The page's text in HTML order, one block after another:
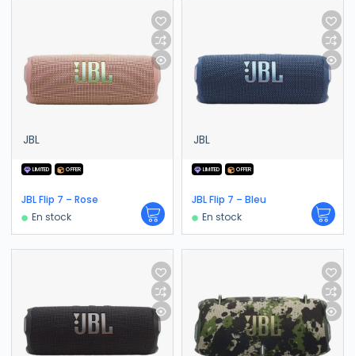
JBL
LIMITED OFFER
JBL Flip 7 – Rose
En stock
JBL
LIMITED OFFER
JBL Flip 7 – Bleu
En stock